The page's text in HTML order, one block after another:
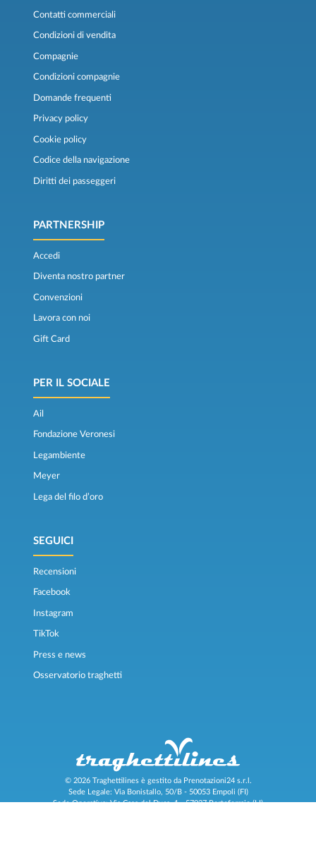
Contatti commerciali
Condizioni di vendita
Compagnie
Condizioni compagnie
Domande frequenti
Privacy policy
Cookie policy
Codice della navigazione
Diritti dei passeggeri
PARTNERSHIP
Accedi
Diventa nostro partner
Convenzioni
Lavora con noi
Gift Card
PER IL SOCIALE
Ail
Fondazione Veronesi
Legambiente
Meyer
Lega del filo d’oro
SEGUICI
Recensioni
Facebook
Instagram
TikTok
Press e news
Osservatorio traghetti
© 2026 Traghettilines è gestito da Prenotazioni24 s.r.l.
Sede Legale: Via Bonistallo, 50/B - 50053 Empoli (FI)
Sede Operativa: Via Casa del Duca, 1 - 57037 Portoferraio (LI)